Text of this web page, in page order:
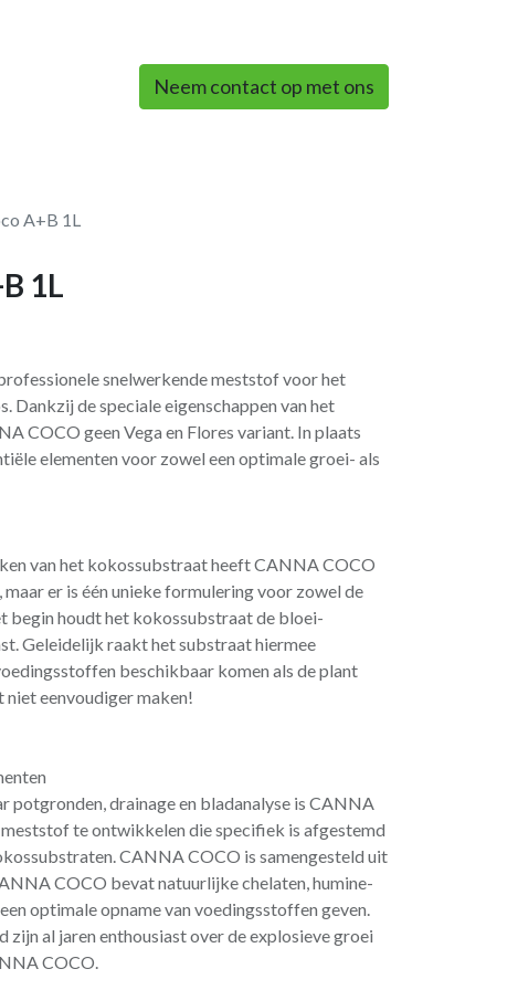
Neem contact op met ons
A+B 1L
1L
snelwerkende meststof voor het
Dankzij de speciale eigenschappen van het
COCO geen Vega en Flores variant. In plaats
elementen voor zowel een optimale groei- als
van het kokossubstraat heeft CANNA COCO
maar er is één unieke formulering voor zowel de
begin houdt het kokossubstraat de bloei-
Geleidelijk raakt het substraat hiermee
beschikbaar komen als de plant
niet eenvoudiger maken!
potgronden, drainage en bladanalyse is CANNA
meststof te ontwikkelen die specifiek is afgestemd
CANNA COCO is samengesteld uit
COCO bevat natuurlijke chelaten, humine-
optimale opname van voedingsstoffen geven.
zijn al jaren enthousiast over de explosieve groei
COCO.